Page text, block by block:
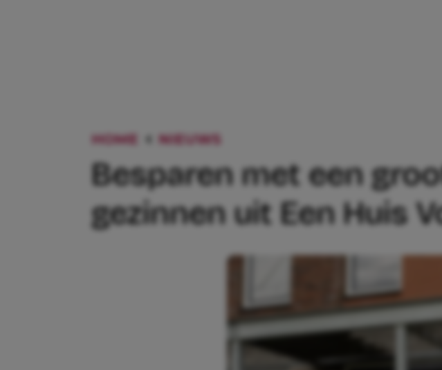
HOME NIEUWS
Besparen met een
gezinnen uit Een Huis